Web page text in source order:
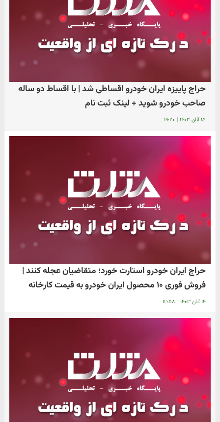
حراج پاییزه ایران خودرو اقساطی شد | با اقساط دو ساله
صاحب خودرو شوید + لینک ثبت نام
۱۵ آبان ۱۴۰۳ | ۱۹:۲۰
حراج ایران خودرو استارت خورد؛ متقاضیان عجله کنند |
فروش فوری ۱۰ محصول ایران خودرو به قیمت کارخانه
۱۴ آبان ۱۴۰۳ | ۱۲:۵۸